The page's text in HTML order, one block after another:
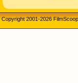
Copyright 2001-2026